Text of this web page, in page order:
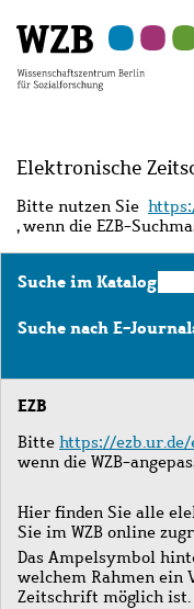
Hauptinhalt
springen
Navigation
springen
Suche
springen
Sekundärnavigation
springen
Fußzeile
springen
Elektronische
Bitte nutzen Sie
, wenn die EZB-
Suche im Katalog
im
Suche nach E-
EZB
Bitte https://
wenn die WZB-
Hier finden Sie alle
Sie im WZB online
Das Ampelsymbol
welchem Rahmen
Zeitschrift möglich